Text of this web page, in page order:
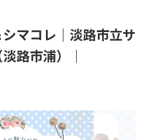
マコレ｜淡路市立サ
路市浦）｜